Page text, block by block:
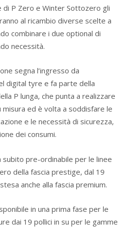
di P Zero e Winter Sottozero gli
al ricambio diverse scelte a
combinare i due optional di
necessità.
segna l’ingresso da
digital tyre e fa parte della
P lunga, che punta a realizzare
misura ed è volta a soddisfare le
e le necessità di sicurezza,
dei consumi.
subito pre-ordinabile per le linee
della fascia prestige, dal 19
anche alla fascia premium.
in una prima fase per le
dai 19 pollici in su per le gamme